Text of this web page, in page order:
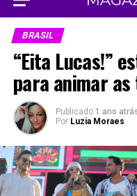
BRASIL
“Eita Lucas!”
para animar
Publicado 1 ano
Por Luzia Moraes